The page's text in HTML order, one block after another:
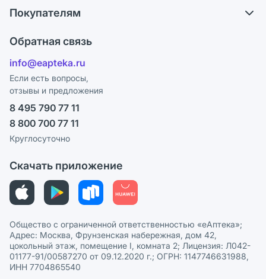
Блог
Карьера
Поставщики
Лицензия
Реклама на сайте
Ваши товары на ЕАПТЕКЕ
СМИ о нас
Покупателям
Программа СберСпасибо
Политика конфиденциальности
Пользовательское соглашение
Политика рекомендаций
Политика в отношении обработки персональных данных
Обратная связь
info@eapteka.ru
Если есть вопросы,
отзывы и предложения
8 495 790 77 11
8 800 700 77 11
Круглосуточно
Скачать приложение
Общество с ограниченной ответственностью «еАптека»;
Адрес: Москва, Фрунзенская набережная, дом 42,
цокольный этаж, помещение I, комната 2; Лицензия: Л042-
01177-91/00587270 от 09.12.2020 г.; ОГРН: 1147746631988,
ИНН 7704865540